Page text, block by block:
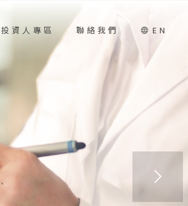
投資人專區 聯絡我們 EN